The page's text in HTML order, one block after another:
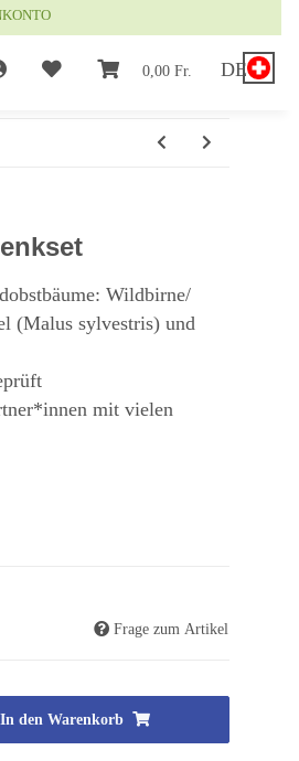
0,00 Fr. DE
Wildbirne/
(Malus sylvestris) und
mit vielen
Frage zum Artikel
In den Warenkorb